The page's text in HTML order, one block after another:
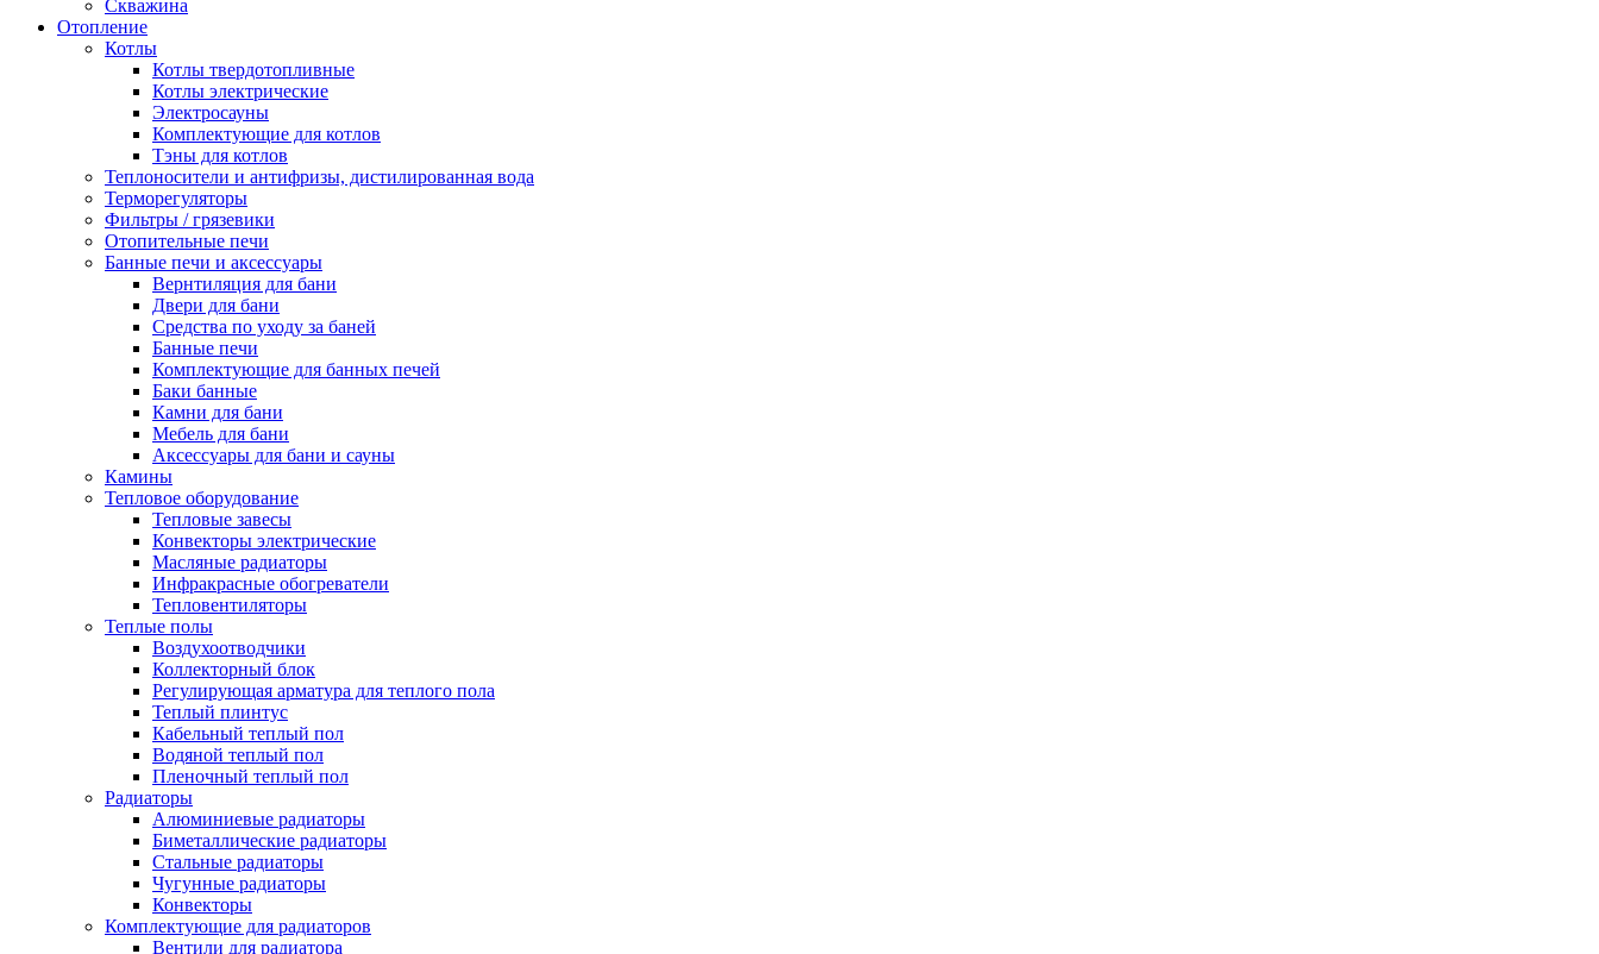
Скважина
Отопление
Котлы
Котлы твердотопливные
Котлы электрические
Электросауны
Комплектующие для котлов
Тэны для котлов
Теплоносители и антифризы, дистилированная вода
Терморегуляторы
Фильтры / грязевики
Отопительные печи
Банные печи и аксессуары
Вернтиляция для бани
Двери для бани
Средства по уходу за баней
Банные печи
Комплектующие для банных печей
Баки банные
Камни для бани
Мебель для бани
Аксессуары для бани и сауны
Камины
Тепловое оборудование
Тепловые завесы
Конвекторы электрические
Масляные радиаторы
Инфракрасные обогреватели
Тепловентиляторы
Теплые полы
Воздухоотводчики
Коллекторный блок
Регулирующая арматура для теплого пола
Теплый плинтус
Кабельный теплый пол
Водяной теплый пол
Пленочный теплый пол
Радиаторы
Алюминиевые радиаторы
Биметаллические радиаторы
Стальные радиаторы
Чугунные радиаторы
Конвекторы
Комплектующие для радиаторов
Вентили для радиатора